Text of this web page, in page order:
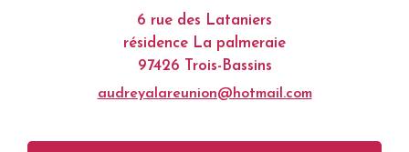
6 rue des Lataniers
résidence La palmeraie
97426 Trois-Bassins
audreyalareunion@hotmail.com